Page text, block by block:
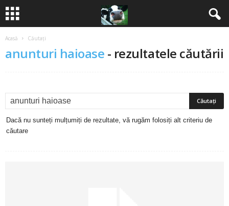
Acasă Căutați
anunturi haioase - rezultatele căutării
Dacă nu sunteți mulțumiți de rezultate, vă rugăm folosiți alt criteriu de
căutare